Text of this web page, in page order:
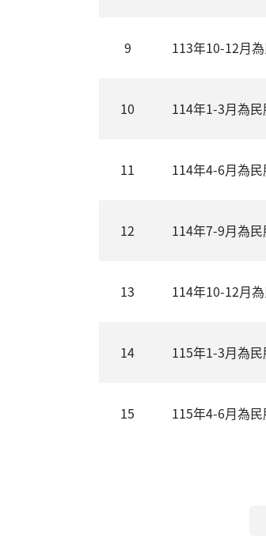
9 113年10-12月
10 114年1-3月為
11 114年4-6月為
12 114年7-9月為
13 114年10-12月
14 115年1-3月為
15 115年4-6月為